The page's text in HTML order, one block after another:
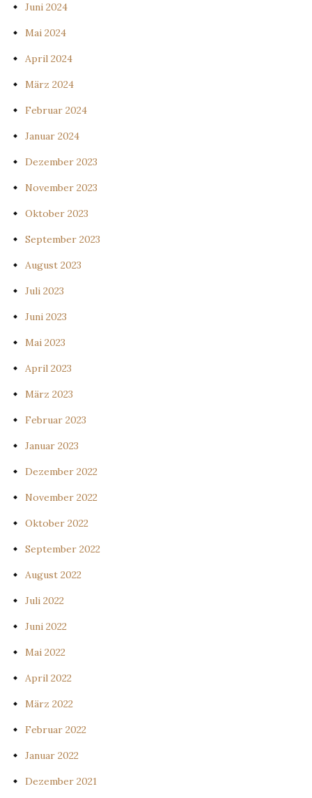
Juni 2024
Mai 2024
April 2024
März 2024
Februar 2024
Januar 2024
Dezember 2023
November 2023
Oktober 2023
September 2023
August 2023
Juli 2023
Juni 2023
Mai 2023
April 2023
März 2023
Februar 2023
Januar 2023
Dezember 2022
November 2022
Oktober 2022
September 2022
August 2022
Juli 2022
Juni 2022
Mai 2022
April 2022
März 2022
Februar 2022
Januar 2022
Dezember 2021